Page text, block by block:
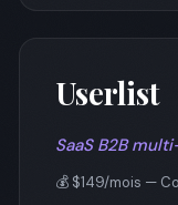
Userlist
SaaS B2B
💰 $149/mois —